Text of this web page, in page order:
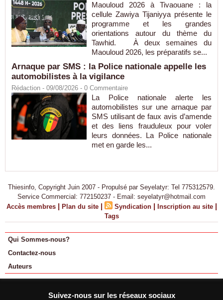
Maouloud 2026 à Tivaouane : la
cellule Zawiya Tijaniyya présente le
programme et les grandes
orientations autour du thème du
Tawhid. À deux semaines du
Maouloud 2026, les préparatifs se...
Arnaque par SMS : la Police nationale appelle les
automobilistes à la vigilance
Rédaction - 09/08/2026 - 0 Commentaire
La Police nationale alerte les
automobilistes sur une arnaque par
SMS utilisant de faux avis d’amende
et des liens frauduleux pour voler
leurs données. La Police nationale
met en garde les...
Thiesinfo, Copyright Juin 2007 - Propulsé par Seyelatyr: Tel 775312579.
Service Commercial: 772150237 - Email: seyelatyr@hotmail.com
Accès membres | Plan du site | Syndication | Inscription au site |
Tags
Qui Sommes-nous?
Contactez-nous
Auteurs
Suivez-nous sur les réseaux sociaux